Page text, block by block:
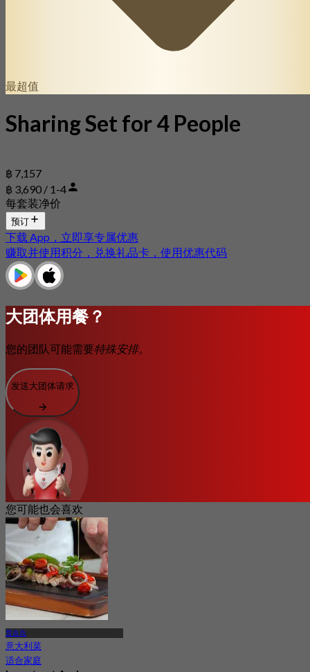
最超值
Sharing Set for 4 People
฿ 7,157
฿ 3,690 / 1-4
每套装净价
预订
下载 App，立即享专属优惠
赚取并使用积分，兑换礼品卡，使用优惠代码
大团体用餐？
您的团队可能需要特殊安排。
发送大团体请求
您可能也会喜欢
普吉岛
意大利菜
适合家庭